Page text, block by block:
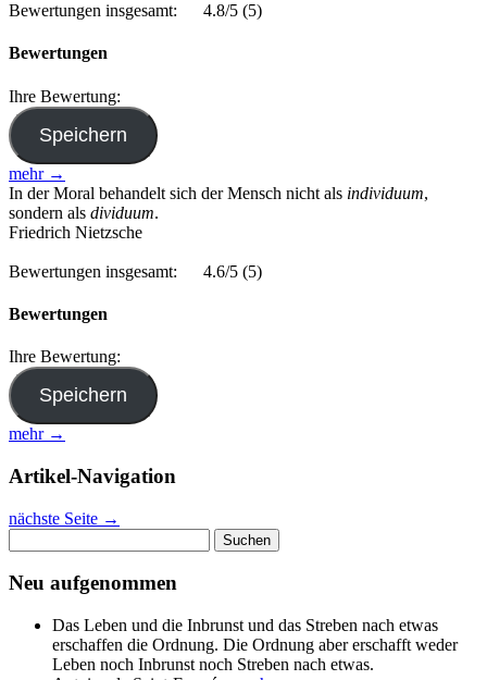
Bewertungen insgesamt: 4.8/5 (5)
Bewertungen
Ihre Bewertung:
mehr →
In der Moral behandelt sich der Mensch nicht als individuum,
sondern als dividuum.
Friedrich Nietzsche
Bewertungen insgesamt: 4.6/5 (5)
Bewertungen
Ihre Bewertung:
mehr →
Artikel-Navigation
nächste Seite →
nach:
Neu aufgenommen
Das Leben und die Inbrunst und das Streben nach etwas
erschaffen die Ordnung. Die Ordnung aber erschafft weder
Leben noch Inbrunst noch Streben nach etwas.